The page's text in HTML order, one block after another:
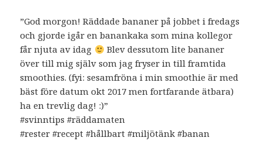
”God morgon! Räddade bananer på jobbet i fredags
och gjorde igår en banankaka som mina kollegor
får njuta av idag
Blev dessutom lite bananer
över till mig själv som jag fryser in till framtida
smoothies. (fyi: sesamfröna i min smoothie är med
bäst före datum okt 2017 men fortfarande ätbara)
ha en trevlig dag! :)”
#svinntips #räddamaten
#rester #recept #hållbart #miljötänk #banan